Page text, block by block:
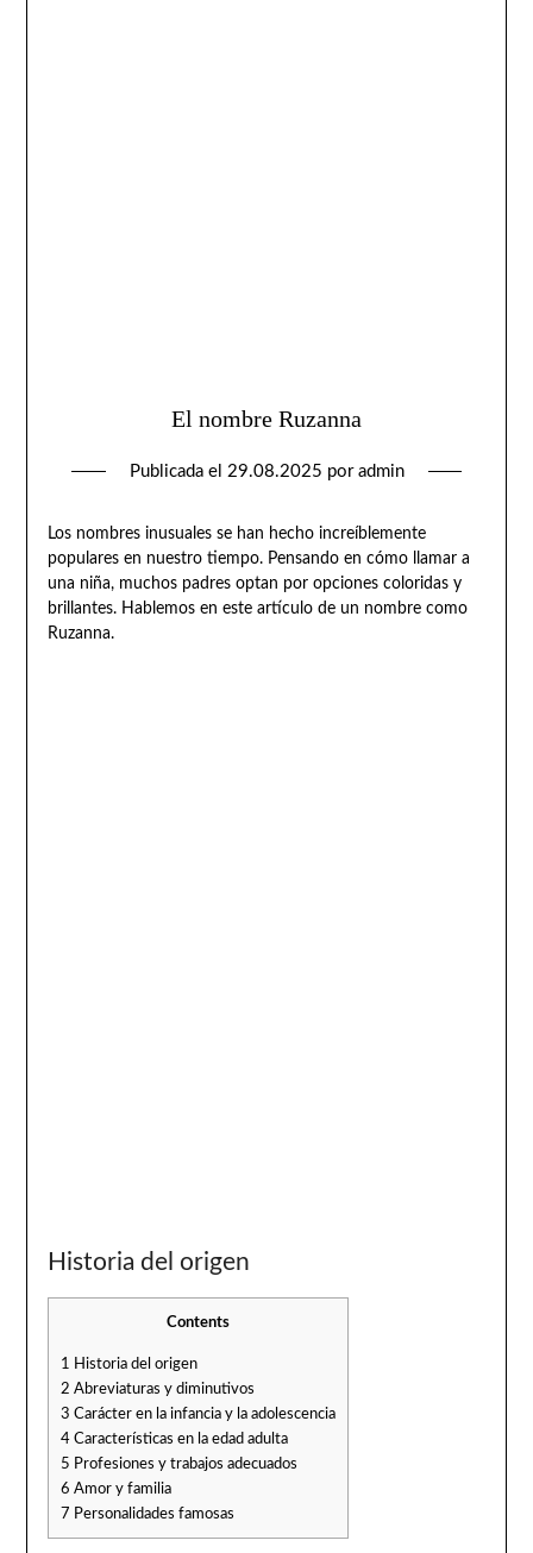
El nombre Ruzanna
Publicada el 29.08.2025 por admin
Los nombres inusuales se han hecho increíblemente
populares en nuestro tiempo. Pensando en cómo llamar a
una niña, muchos padres optan por opciones coloridas y
brillantes. Hablemos en este artículo de un nombre como
Ruzanna.
Historia del origen
Contents
1
Historia del origen
2 Abreviaturas y diminutivos
3 Carácter en la infancia y la adolescencia
4Características en la edad adulta
5 Profesiones y trabajos adecuados
6 Amor y familia
7 Personalidades famosas